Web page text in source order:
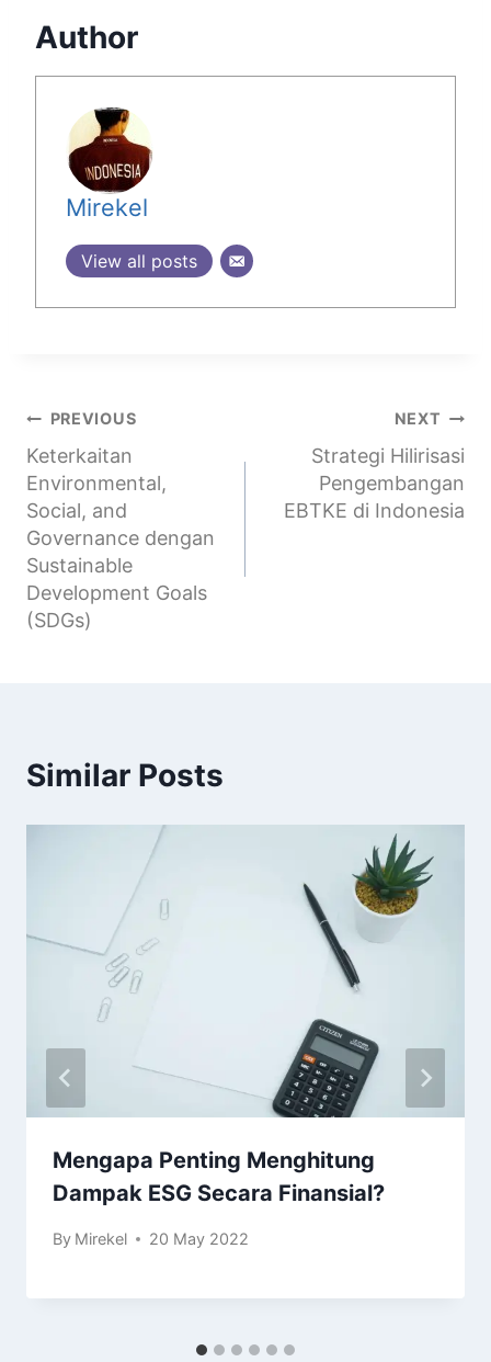
Author
Mirekel
View all posts
PREVIOUS
Keterkaitan
Environmental,
Social, and
Governance dengan
Sustainable
Development Goals
(SDGs)
NEXT
Strategi Hilirisasi
Pengembangan
EBTKE di Indonesia
Similar Posts
Mengapa Penting Menghitung
Dampak ESG Secara Finansial?
By Mirekel 20 May 2022